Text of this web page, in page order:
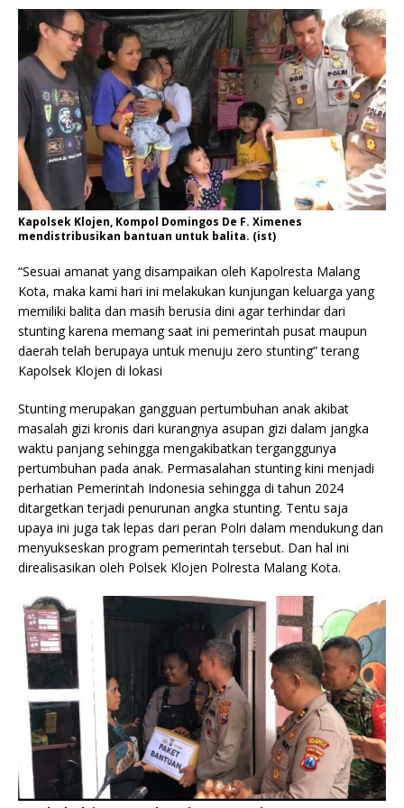
Kapolsek Klojen, Kompol Domingos De F. Ximenes
mendistribusikan bantuan untuk balita. (ist)
“Sesuai amanat yang disampaikan oleh Kapolresta Malang
Kota, maka kami hari ini melakukan kunjungan keluarga yang
memiliki balita dan masih berusia dini agar terhindar dari
stunting karena memang saat ini pemerintah pusat maupun
daerah telah berupaya untuk menuju zero stunting” terang
Kapolsek Klojen di lokasi
Stunting merupakan gangguan pertumbuhan anak akibat
masalah gizi kronis dari kurangnya asupan gizi dalam jangka
waktu panjang sehingga mengakibatkan terganggunya
pertumbuhan pada anak. Permasalahan stunting kini menjadi
perhatian Pemerintah Indonesia sehingga di tahun 2024
ditargetkan terjadi penurunan angka stunting. Tentu saja
upaya ini juga tak lepas dari peran Polri dalam mendukung dan
menyukseskan program pemerintah tersebut. Dan hal ini
direalisasikan oleh Polsek Klojen Polresta Malang Kota.